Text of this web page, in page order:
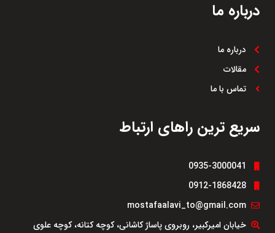
درباره ما
درباره ما
مقالات
تماس با ما
سریع ترین راهای ارتباط
0935-3000041
0912-1868428
mostafaalavi_to@gmail.com
خیابان امیرکبیر، روبروی پاساژ کاشانی، کوچه کتانه، کوچه علوی